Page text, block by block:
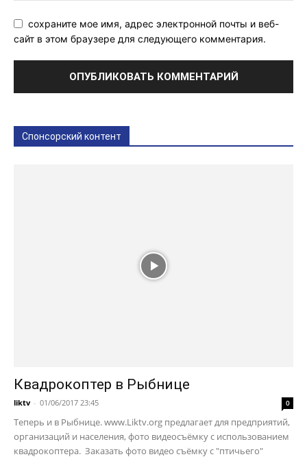
сохраните мое имя, адрес электронной почты и веб-
сайт в этом браузере для следующего комментария.
Спонсорский контент
Квадрокоптер в Рыбнице
liktv - 01/06/2017 23:45 0
Теперь и в Рыбнице. www.Liktv.org предлагает для предприятий,
организаций и населения, фото видеосъёмку с использованием
квадрокоптера. Заказать фото видео съёмку с "птичьего"